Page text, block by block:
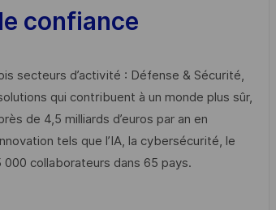
confiance
secteurs d’activité : Défense & Sécurité,
qui contribuent à un monde plus sûr,
de 4,5 milliards d’euros par an en
tels que l’IA, la cybersécurité, le
collaborateurs dans 65 pays.